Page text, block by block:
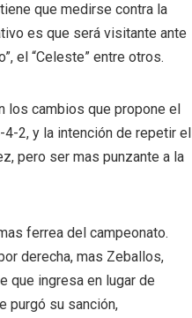
que medirse contra la
es que será visitante ante
el “Celeste” entre otros.
los cambios que propone el
4-2, y la intención de repetir el
pero ser mas punzante a la
ferrea del campeonato.
derecha, mas Zeballos,
que ingresa en lugar de
purgó su sanción,